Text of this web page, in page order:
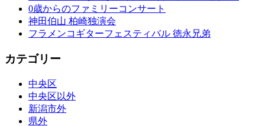
0歳からのファミリーコンサート
神田伯山 柏崎独演会
フラメンコギターフェスティバル 徳永兄弟
カテゴリー
中央区
中央区以外
新潟市外
県外